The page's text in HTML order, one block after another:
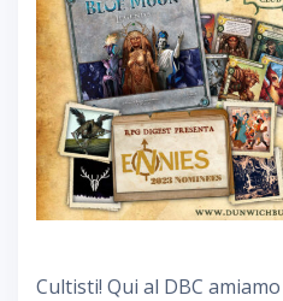
Cultisti! Qui al DBC